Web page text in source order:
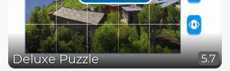
Deluxe Puzzle 5.7